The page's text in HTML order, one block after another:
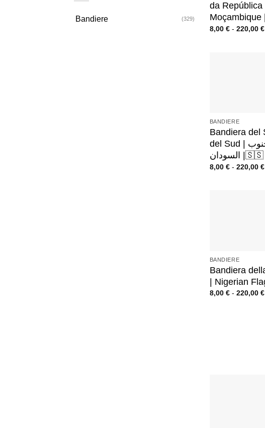
Bandiere (329)
da República
8,00 € - 220,00 €
BANDIERE
Bandiera del
del Sud | جنوب
السودان |🇸🇸
8,00 € - 220,00 €
BANDIERE
Bandiera
| Nigerian
8,00 € - 220,00 €